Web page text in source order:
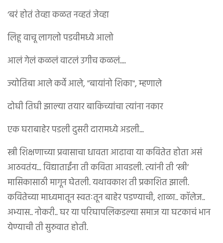
‘बरं होतं तेव्हा कळत नव्हतं जेव्हा
लिहू वाचू लागलो पडवीमध्ये आलो
आलं गेलं कळलं वाटलं उगीच कळलं....
ज्योतिबा आले कर्वे आले, "बायांनो शिका", म्हणाले
दोघी तिघी झाल्या तयार बाकिच्यांचा त्यांना नकार
एक घराबाहेर पडली दुसरी दारामध्ये अडली...
स्त्री शिक्षणाच्या प्रवासाचा धावता आढावा या कवितेत होता असं
आठवतंय... विद्याताईंना ती कविता आवडली. त्यांनी ती ‘स्त्री’
मासिकासाठी मागून घेतली. यथावकाश ती प्रकाशित झाली.
कवितेच्या माध्यमातून स्वतःतून बाहेर पडण्याची, शाळा.. कॉलेज..
अभ्यास.. नोकरी.. घर या परिघापलिकडल्या समाज या घटकाचं भान
येण्याची ती सुरुवात होती.